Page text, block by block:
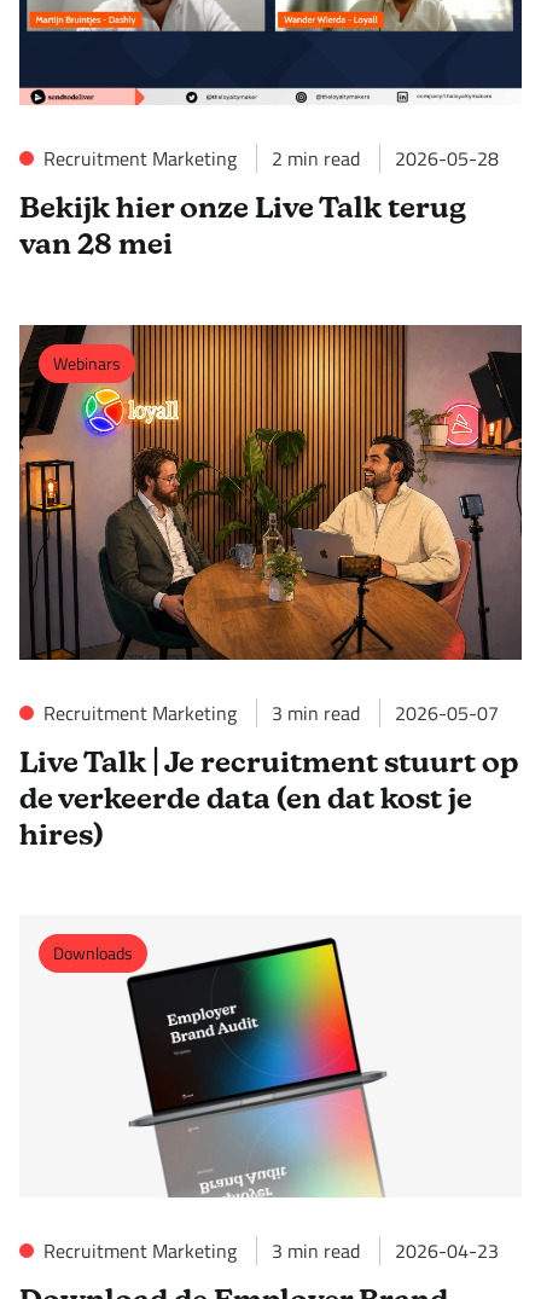
Recruitment Marketing 2 min read 2026-05-28
Bekijk hier onze Live Talk terug
van 28 mei
Webinars
Recruitment Marketing 3 min read 2026-05-07
Live Talk | Je recruitment stuurt op
de verkeerde data (en dat kost je
hires)
Downloads
Recruitment Marketing 3 min read 2026-04-23